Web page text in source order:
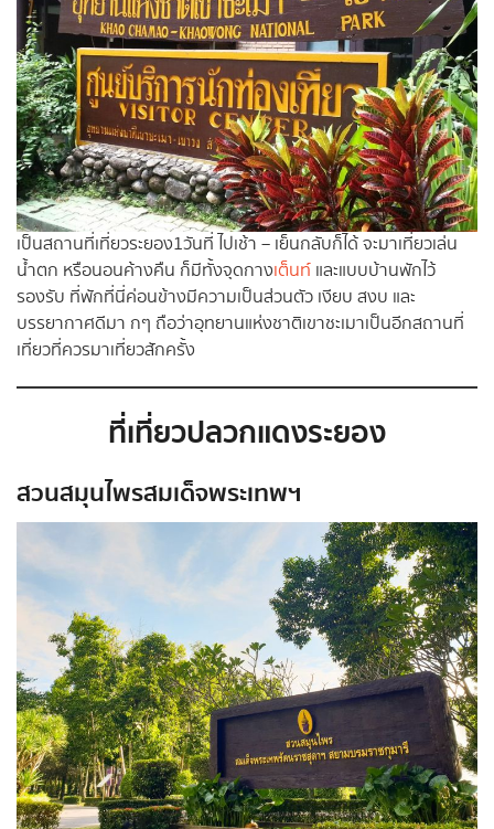
เป็นสถานที่เที่ยวระยอง1วันที่ ไปเช้า – เย็นกลับก็ได้ จะมาเที่ยวเล่น
น้ำตก หรือนอนค้างคืน ก็มีทั้งจุดกางเต็นท์ และแบบบ้านพักไว้
รองรับ ที่พักที่นี่ค่อนข้างมีความเป็นส่วนตัว เงียบ สงบ และ
บรรยากาศดีมา กๆ ถือว่าอุทยานแห่งชาติเขาชะเมาเป็นอีกสถานที่
เที่ยวที่ควรมาเที่ยวสักครั้ง
ที่เที่ยวปลวกแดงระยอง
สวนสมุนไพรสมเด็จพระเทพฯ